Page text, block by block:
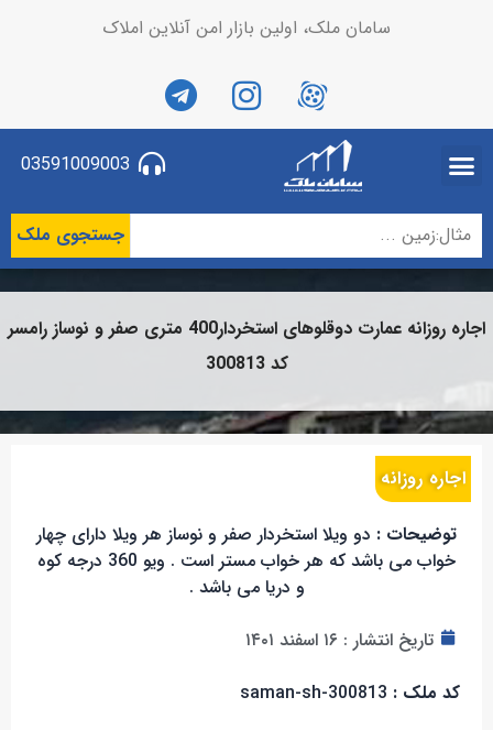
سامان ملک، اولین بازار امن آنلاین املاک
03591009003
جستجوی ملک
اجاره روزانه عمارت دوقلوهای استخردار400 متری صفر و نوساز رامسر
کد 300813
اجاره روزانه
توضیحات : دو ویلا استخردار صفر و نوساز هر ویلا دارای چهار
خواب می باشد که هر خواب مستر است . ویو 360 درجه کوه
و دریا می باشد .
تاریخ انتشار : ۱۶ اسفند ۱۴۰۱
کد ملک : saman-sh-300813